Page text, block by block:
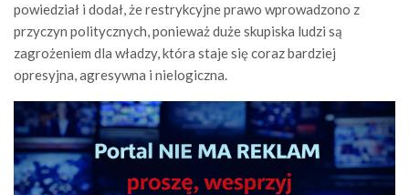
powiedział i dodał, że restrykcyjne prawo wprowadzono z
przyczyn politycznych, ponieważ duże skupiska ludzi są
zagrożeniem dla władzy, która staje się coraz bardziej
opresyjna, agresywna i nielogiczna.